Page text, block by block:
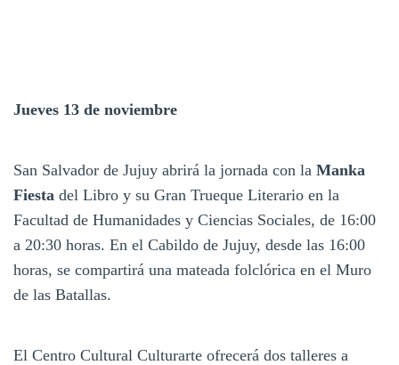
Jueves 13 de noviembre
San Salvador de Jujuy abrirá la jornada con la Manka
Fiesta del Libro y su Gran Trueque Literario en la
Facultad de Humanidades y Ciencias Sociales, de 16:00
a 20:30 horas. En el Cabildo de Jujuy, desde las 16:00
horas, se compartirá una mateada folclórica en el Muro
de las Batallas.
El Centro Cultural Culturarte ofrecerá dos talleres a